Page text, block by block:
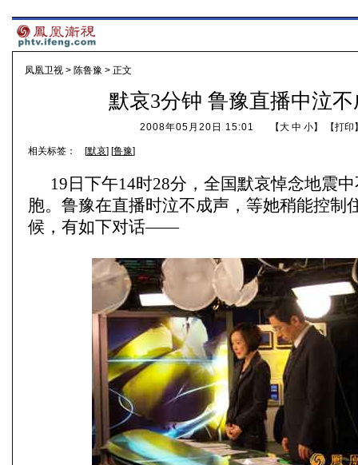
凤凰卫视 > 陈鲁豫 > 正文
默哀3分钟 鲁豫直播中泣
2008年05月20日 15:01 【大 中 小】 【打印
相关标签： [默哀] [鲁豫]
19日下午14时28分，全国默哀悼念地震
胞。鲁豫在直播时泣不成声，等她稍能控制
候，有如下对话——